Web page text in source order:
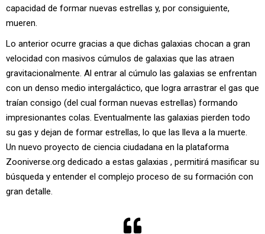
capacidad de formar nuevas estrellas y, por consiguiente,
mueren.
Lo anterior ocurre gracias a que dichas galaxias chocan a gran
velocidad con masivos cúmulos de galaxias que las atraen
gravitacionalmente. Al entrar al cúmulo las galaxias se enfrentan
con un denso medio intergaláctico, que logra arrastrar el gas que
traían consigo (del cual forman nuevas estrellas) formando
impresionantes colas. Eventualmente las galaxias pierden todo
su gas y dejan de formar estrellas, lo que las lleva a la muerte.
Un nuevo proyecto de ciencia ciudadana en la plataforma
Zooniverse.org dedicado a estas galaxias , permitirá masificar su
búsqueda y entender el complejo proceso de su formación con
gran detalle.